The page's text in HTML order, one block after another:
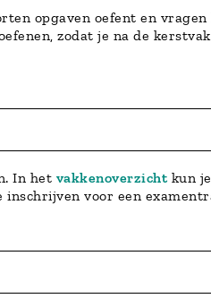
opgaven oefent en
zodat je na de
In het vakkenoverzicht kun
inschrijven voor een